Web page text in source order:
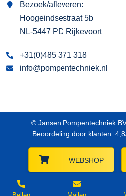
Bezoek/afleveren:
Hoogeindsestraat 5b
NL-5447 PD Rijkevoort
+31(0)485 371 318
info@pompentechniek.nl
© Jansen Pompentechniek
Beoordeling door klanten: 4,8
WEBSHOP